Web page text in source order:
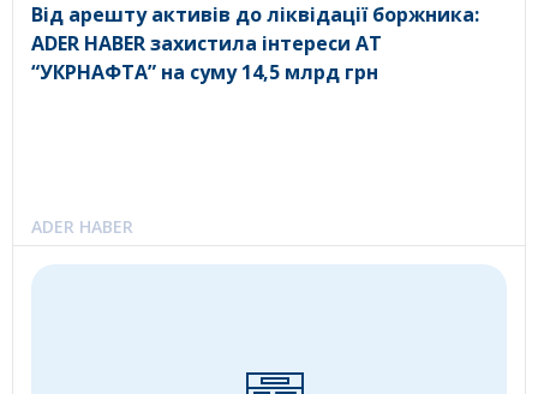
Від арешту активів до ліквідації боржника:
ADER HABER захистила інтереси АТ
“УКРНАФТА” на суму 14,5 млрд грн
ADER HABER